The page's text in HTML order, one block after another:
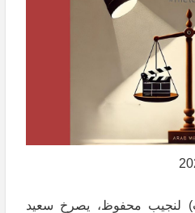
لنجيب محفوظ، يصرخ سعيد